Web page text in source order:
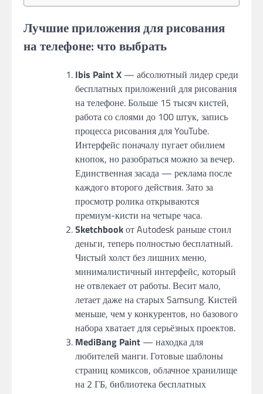
Лучшие приложения для рисования
на телефоне: что выбрать
Ibis Paint X — абсолютный лидер среди
бесплатных приложений для рисования
на телефоне. Больше 15 тысяч кистей,
работа со слоями до 100 штук, запись
процесса рисования для YouTube.
Интерфейс поначалу пугает обилием
кнопок, но разобраться можно за вечер.
Единственная засада — реклама после
каждого второго действия. Зато за
просмотр ролика открываются
премиум-кисти на четыре часа.
Sketchbookот Autodesk раньше стоил
деньги, теперь полностью бесплатный.
Чистый холст без лишних меню,
минималистичный интерфейс, который
не отвлекает от работы. Весит мало,
летает даже на старых Samsung. Кистей
меньше, чем у конкурентов, но базового
набора хватает для серьёзных проектов.
MediBang Paint — находка для
любителей манги. Готовые шаблоны
страниц комиксов, облачное хранилище
на 2 ГБ, библиотека бесплатных